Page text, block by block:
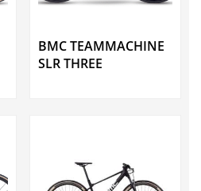
BMC TEAMMACHINE
SLR THREE